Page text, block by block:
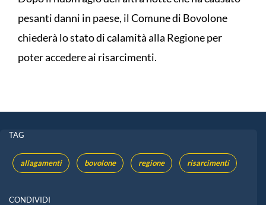
pesanti danni in paese, il Comune di Bovolone
chiederà lo stato di calamità alla Regione per
poter accedere ai risarcimenti.
TAG
allagamenti bovolone regione risarcimenti
CONDIVIDI